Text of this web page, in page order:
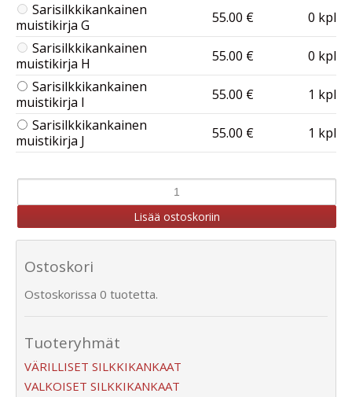
Sarisilkkikankainen
muistikirja G
55.00 €
0 kpl
Sarisilkkikankainen
muistikirja H
55.00 €
0 kpl
Sarisilkkikankainen
muistikirja I
55.00 €
1 kpl
Sarisilkkikankainen
muistikirja J
55.00 € 1 kpl
Ostoskori
Ostoskorissa 0 tuotetta.
Tuoteryhmät
VÄRILLISET SILKKIKANKAAT
VALKOISET SILKKIKANKAAT